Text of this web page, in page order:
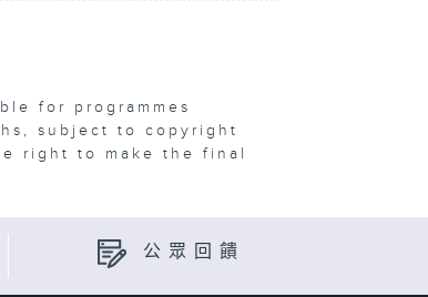
for programmes
subject to copyright
right to make the final
公眾回饋